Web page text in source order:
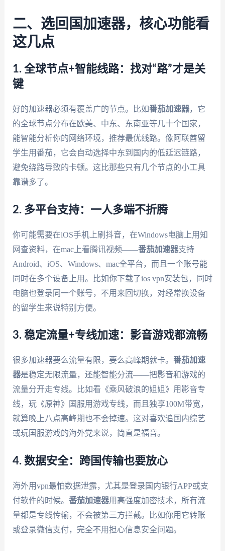
二、选回国加速器，核心功能看
这几点
1. 全球节点+智能线路：找对“路”才是关
键
好的加速器必须有覆盖广的节点。比如番茄加速器，它
的全球节点分布在欧美、中东、东南亚等几十个国家，
能智能分析你的网络环境，推荐最优线路。像阿联酋留
学生用番茄，它会自动选择中东到国内的低延迟链路，
避免绕路导致的卡顿。这比那些只有几个节点的小工具
靠谱多了。
2. 多平台支持：一人多端不折腾
你可能需要在iOS手机上刷抖音，在Windows电脑上用知
网查资料，在mac上看腾讯视频——番茄加速器支持
Android、iOS、Windows、mac全平台，而且一个账号能
同时在多个设备上用。比如你下载了ios vpn安装包，同时
电脑也登录同一个账号，不用来回切换，对经常换设备
的留学生来说特别方便。
3. 稳定流量+专线加速：影音游戏都流畅
很多加速器要么流量有限，要么高峰期就卡。 番茄加速
器是稳定无限流量，还能智能分流——把影音和游戏的
流量分开走专线。比如看《乘风破浪的姐姐》用影音专
线，玩《原神》国服用游戏专线，而且独享100M带宽，
就算晚上八点高峰期也不会掉速。这对喜欢追国内综艺
或玩国服游戏的海外党来说，简直是福音。
4. 数据安全：跨国传输也要放心
海外用vpn最怕数据泄露，尤其是登录国内银行APP或支
付软件的时候。 番茄加速器用高强度加密技术，所有流
量都是专线传输，不会被第三方拦截。比如你用它转账
或登录微信支付，完全不用担心信息安全问题。